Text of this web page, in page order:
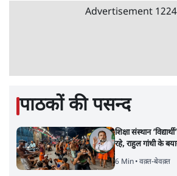
Advertisement
पाठकों की पसन्द
शिक्षा संस्थान
रहे, राहुल गांधी के
6 Min• वक़्त-बेवक़्त